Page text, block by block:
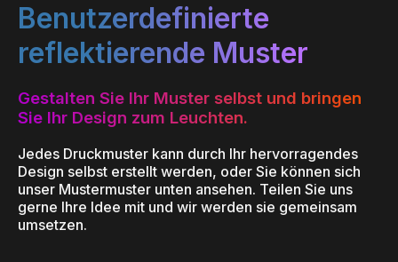
Benutzerdefinierte
reflektierende Muster
Gestalten Sie Ihr Muster selbst und bringen
Sie Ihr Design zum Leuchten.
Jedes Druckmuster kann durch Ihr hervorragendes
Design selbst erstellt werden, oder Sie können sich
unser Mustermuster unten ansehen. Teilen Sie uns
gerne Ihre Idee mit und wir werden sie gemeinsam
umsetzen.